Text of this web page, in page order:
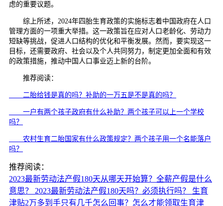
虑的重要议题。
综上所述，2024年四胎生育政策的实施标志着中国政府在人口
管理方面的一项重大举措。这一政策旨在应对人口老龄化、劳动力
短缺等挑战，促进人口结构的优化和平衡发展。然而，要实现这一
目标，还需要政府、社会以及个人共同努力，制定更加全面和有效
的政策措施，推动中国人口事业迈上新的台阶。
推荐阅读：
二胎给钱是真的吗？补助的一万五是不是真的吗？
一户有两个孩子政府有什么补助？两个孩子可以上一个学校
吗？
农村生育二胎国家有什么政策规定？两个孩子用一个名能落户
吗？
推荐阅读：
2023最新劳动法产假180天从哪天开始算？全薪产假是什么
意思？
2023最新劳动法产假180天吗？必须执行吗？
生育
津贴2万多到手只有几千怎么回事？怎么才能领取生育津